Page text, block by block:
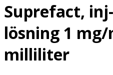
Suprefact,
lösning 1 mg/
milliliter